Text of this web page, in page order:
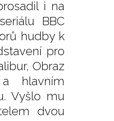
i na
BBC
hudby k
pro
Obraz
hlavním
Vyšlo mu
dvou